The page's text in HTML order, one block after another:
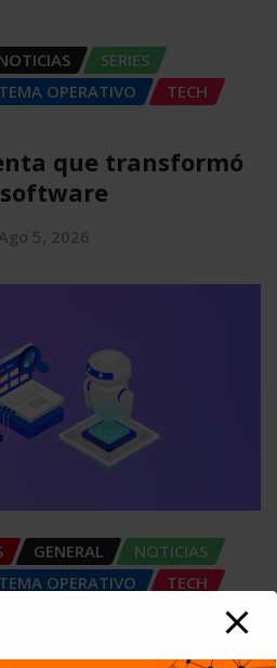
SERIES
OPERATIVO
TECH
que transformó
5, 2026
GENERAL
NOTICIAS
OPERATIVO
TECH
que convierte miles